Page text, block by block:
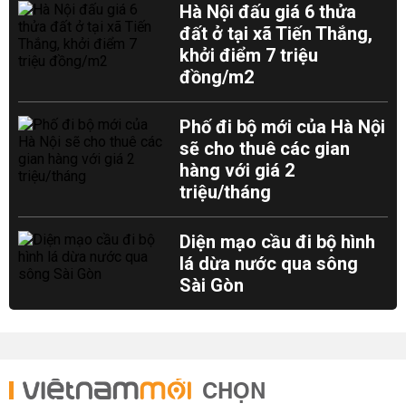
Hà Nội đấu giá 6 thửa
đất ở tại xã Tiến Thắng,
khởi điểm 7 triệu
đồng/m2
Phố đi bộ mới của Hà Nội
sẽ cho thuê các gian
hàng với giá 2
triệu/tháng
Diện mạo cầu đi bộ hình
lá dừa nước qua sông
Sài Gòn
CHỌN